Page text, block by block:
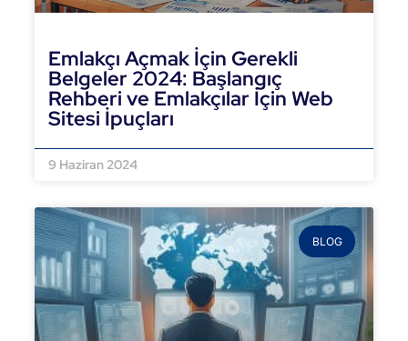
Emlakçı Açmak İçin Gerekli
Belgeler 2024: Başlangıç
Rehberi ve Emlakçılar İçin Web
Sitesi İpuçları
9 Haziran 2024
BLOG